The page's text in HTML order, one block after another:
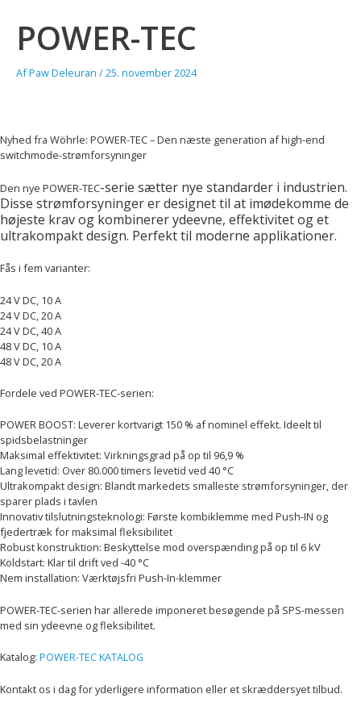
POWER-TEC
AfPaw Deleuran /25. november 2024
Nyhed fra Wöhrle: POWER-TEC – Den næste generation af high-end
switchmode-strømforsyninger
Den nye POWER-TEC-serie sætter nye standarder i industrien.
Disse strømforsyninger er designet til at imødekomme de
højeste krav og kombinerer ydeevne, effektivitet og et
ultrakompakt design. Perfekt til moderne applikationer.
Fås i fem varianter:
24 V DC, 10 A
24 V DC, 20 A
24 V DC, 40 A
48 V DC, 10 A
48 V DC, 20 A
Fordele ved POWER-TEC-serien:
POWER BOOST: Leverer kortvarigt 150 % af nominel effekt. Ideelt til
spidsbelastninger
Maksimal effektivitet: Virkningsgrad på op til 96,9 %
Lang levetid: Over 80.000 timers levetid ved 40 °C
Ultrakompakt design: Blandt markedets smalleste strømforsyninger, der
sparer plads i tavlen
Innovativ tilslutningsteknologi: Første kombiklemme med Push-IN og
fjedertræk for maksimal fleksibilitet
Robust konstruktion: Beskyttelse mod overspænding på op til 6 kV
Koldstart: Klar til drift ved -40 °C
Nem installation: Værktøjsfri Push-In-klemmer
POWER-TEC-serien har allerede imponeret besøgende på SPS-messen
med sin ydeevne og fleksibilitet.
Katalog: POWER-TEC KATALOG
Kontakt os i dag for yderligere information eller et skræddersyet tilbud.